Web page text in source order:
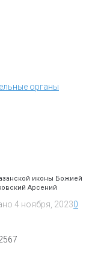
органы
иконы Божией
Арсений
4 ноября, 20230